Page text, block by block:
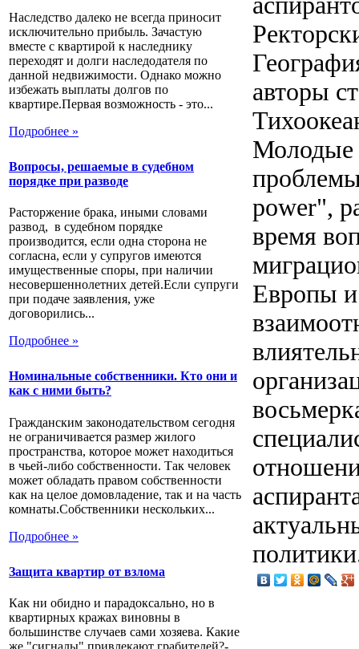
Наследство далеко не всегда приносит
исключительно прибыль. Зачастую
вместе с квартирой к наследнику
переходят и долги наследодателя по
данной недвижимости. Однако можно
избежать выплаты долгов по
квартире.Первая возможность - это...
Подробнее »
Вопросы, решаемые в судебном
порядке при разводе
Расторжение брака, иными словами
развод, в судебном порядке
производится, если одна сторона не
согласна, если у супругов имеются
имущественные споры, при наличии
несовершеннолетних детей.Если супруги
при подаче заявления, уже
договорились...
Подробнее »
Номинальные собственники. Кто они и
как с ними быть?
Гражданским законодательством сегодня
не ограничивается размер жилого
пространства, которое может находиться
в чьей-либо собственности. Так человек
может обладать правом собственности
как на целое домовладение, так и на часть
комнаты.Собственники нескольких...
Подробнее »
Защита квартир от взлома
Как ни обидно и парадоксально, но в
квартирных кражах виновны в
большинстве случаев сами хозяева. Какие
авторы
power",
время
Европы и